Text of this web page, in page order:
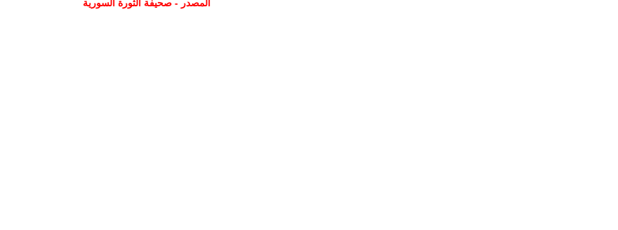
المصدر - صحيفة الثورة السورية